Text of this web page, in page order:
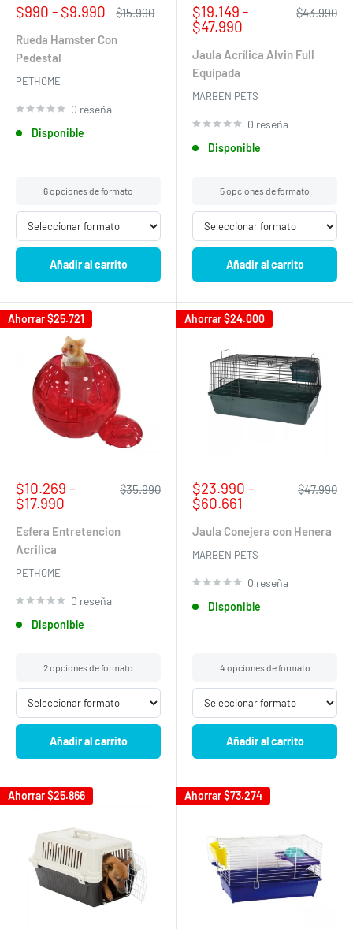
Precio
venta
$990 - $9.990
Precio
$15.990
Rueda Hamster Con
Pedestal
PETHOME
0 reseña
Disponible
6 opciones de formato
Añadir al carrito
Precio
de
$19.149 -
$47.990
Precio
$43.990
Jaula Acrílica Alvin Full
Equipada
MARBEN PETS
0 reseña
Disponible
5 opciones de formato
Añadir al carrito
Ahorrar$25.721
Precio
de
$10.269 -
$17.990
Precio
$35.990
Esfera Entretencion
Acrilica
PETHOME
0 reseña
Disponible
2 opciones de formato
Añadir al carrito
Ahorrar$24.000
Precio
de
$23.990 -
$60.661
Precio
$47.990
Jaula Conejera con Henera
MARBEN PETS
0 reseña
Disponible
4 opciones de formato
Añadir al carrito
Ahorrar$25.866 Ahorrar$73.274